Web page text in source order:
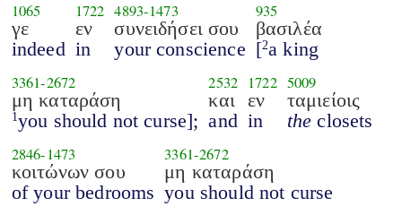
1065
γε
indeed
1722
εν
in
4893-1473
συνειδήσει σου
your conscience
935
βασιλέα
[2a king
3361-2672
μη καταράση
1 you should not curse];
2532
και
and
1722
εν
in
5009
ταμιείοις
the closets
2846-1473
κοιτώνων σου
of your bedrooms
3361-2672
μη καταράση
you should not curse